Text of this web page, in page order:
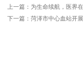
上一篇： 为生命续航，医界
下一篇： 菏泽市中心血站开